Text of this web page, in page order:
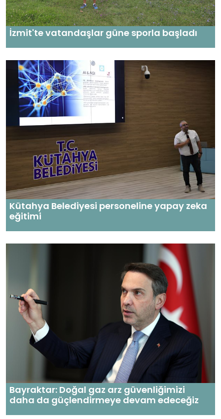
İzmit'te vatandaşlar güne sporla başladı
Kütahya Belediyesi personeline yapay zeka
eğitimi
Bayraktar: Doğal gaz arz güvenliğimizi
daha da güçlendirmeye devam edeceğiz